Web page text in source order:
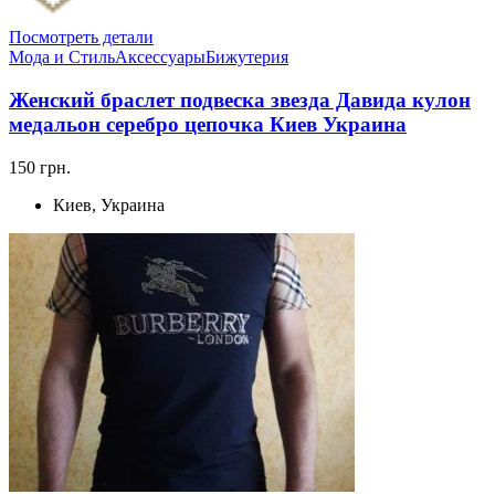
Посмотреть детали
Мода и СтильАксессуарыБижутерия
Женский браслет подвеска звезда Давида кулон
медальон серебро цепочка Киев Украина
150 грн.
Киев, Украина